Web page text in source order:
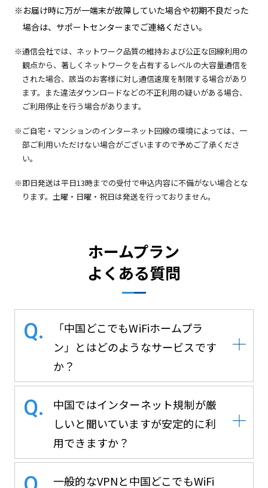
※お届け時に万が一端末が故障していた場合や初期不良だった
場合は、サポートセンターまでご連絡ください。
通信会社では、ネットワーク品質の維持および公正な回線利用の
観点から、著しくネットワークを占有するレベルの大容量通信を
された場合、該当のお客様に対し通信速度を制限する場合があり
ます。また違法ダウンロードなどの不正利用の疑いがある場合、
ご利用停止を行う場合があります。
ご自宅・マンションのインターネット回線の環境によっては、一
部ご利用いただけない場合がございますので予めご了承くださ
い。
即日発送は平日13時までの受付で申込内容に不備がない場合とな
ります。土曜・日曜・祝日は発送を行っておりません。
ホームプラン
よくある質問
「中国どこでもWiFiホームプラ
ン」とはどのようなサービスです
か？
中国ではインターネット規制が厳
しいと聞いていますが安定的に利
用できますか？
一般的なVPNと中国どこでもWiFi